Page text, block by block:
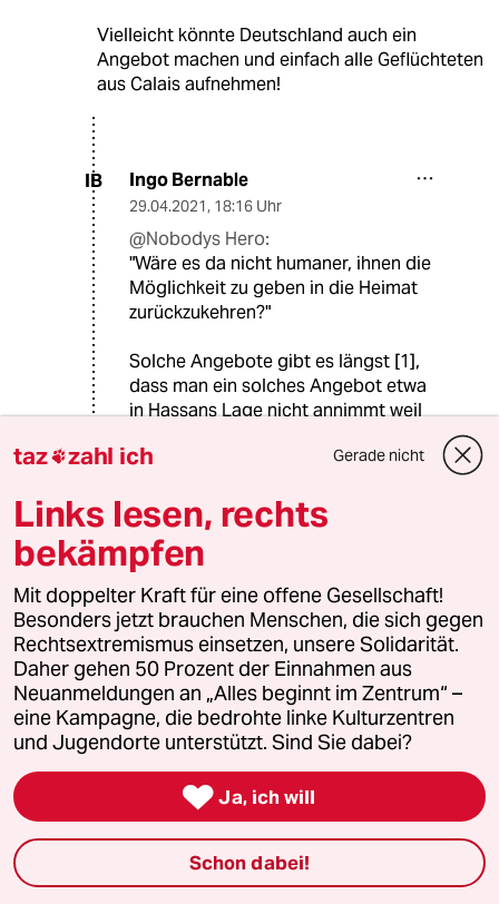
Vielleicht könnte Deutschland auch ein
Angebot machen und einfach alle Geflüchteten
aus Calais aufnehmen!
IB Ingo Bernable
29.04.2021, 18:16 Uhr
@Nobodys Hero:
"Wäre es da nicht humaner, ihnen die
Möglichkeit zu geben in die Heimat
zurückzukehren?"
Solche Angebote gibt es längst [1],
dass man ein solches Angebot etwa
in Hassans Lage nicht annimmt weil
der Taliban, aus denen man geflohen
aber absolut verständlich und
nachvollziehbar.
www.bamf.de/Shared...n=282388&cm
s_pos=6
RS Ria Sauter
29.04.2021,15:02 Uhr
@Nobodys Hero:
An das bezahlte Ticket habe ich auch
gedacht. Es sollte ihnen auch ein
Unbedingt.
taz zahl ich Gerade nicht
Links lesen, rechts
bekämpfen
Mit doppelter Kraft für eine offene Gesellschaft!
Besonders jetzt brauchen Menschen, die sich gegen
Rechtsextremismus einsetzen, unsere Solidarität.
Daher gehen 50 Prozent der Einnahmen aus
Neuanmeldungen an „Alles beginnt im Zentrum“ –
eine Kampagne, die bedrohte linke Kulturzentren
und Jugendorte unterstützt. Sind Sie dabei?
 Ja, ich will
Schon dabei!